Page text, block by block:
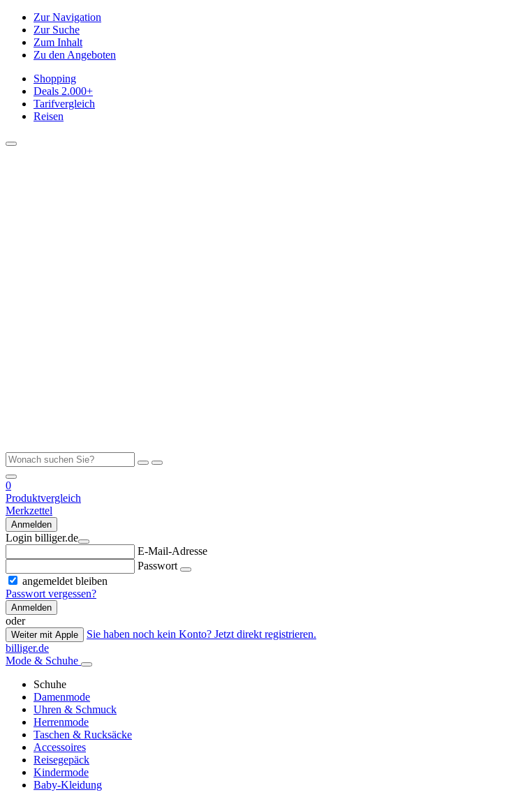
Zur Navigation
Zur Suche
Zum Inhalt
Zu den Angeboten
Shopping
Deals 2.000+
Tarifvergleich
Reisen
0
Produktvergleich
Merkzettel
Anmelden
Login billiger.de
E-Mail-Adresse
Passwort
angemeldet bleiben
Passwort vergessen?
Anmelden
oder
Weiter mit Apple
Sie haben noch kein Konto? Jetzt direkt registrieren.
billiger.de
Mode & Schuhe
Schuhe
Damenmode
Uhren & Schmuck
Herrenmode
Taschen & Rucksäcke
Accessoires
Reisegepäck
Kindermode
Baby-Kleidung